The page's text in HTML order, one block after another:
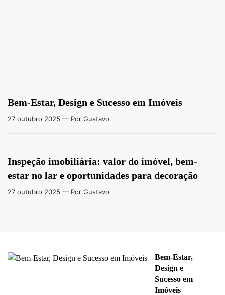
Bem-Estar, Design e Sucesso em Imóveis
27 outubro 2025 — Por Gustavo
Inspeção imobiliária: valor do imóvel, bem-
estar no lar e oportunidades para decoração
27 outubro 2025 — Por Gustavo
Bem-Estar,
Design e
Sucesso em
Imóveis